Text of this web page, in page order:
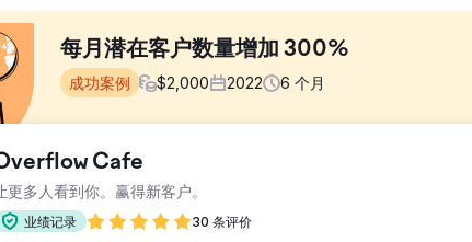
每月潜在客户数量增加 300%
成功案例 $2,000 2022 6 个月
提供商，在全市拥有超过 15 个地点。他们在所有平台上花费巨资进
它们一样来与它们竞争。这就是他们所犯的错误。
Cafe
更多人看到你。赢得新客户。
业绩记录 30 条评价